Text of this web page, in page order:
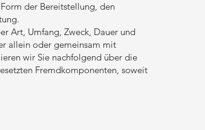
der Bereitstellung, den
Art, Umfang, Zweck, Dauer und
allein oder gemeinsam mit
wir Sie nachfolgend über die
Fremdkomponenten, soweit